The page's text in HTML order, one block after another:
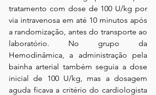
tratamento com dose de 100 U/kg por
via intravenosa em até 10 minutos após
a randomização, antes do transporte ao
laboratório. No grupo da
Hemodinâmica, a administração pela
bainha arterial também seguia a dose
inicial de 100 U/kg, mas a dosagem
aguda ficava a critério do cardiologista